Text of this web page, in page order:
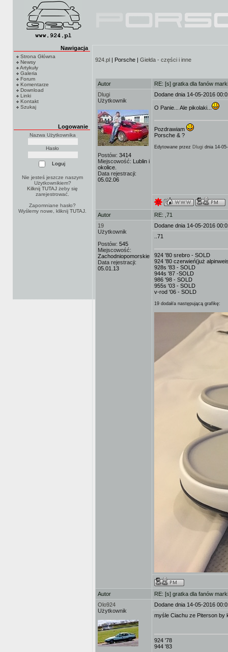
Nawigacja
Strona Główna
Newsy
Artykuły
Galeria
Forum
Komentarze
Download
Linki
Kontakt
Szukaj
Logowanie
Nazwa Użytkownika
Hasło
Nie jesteś jeszcze naszym
Użytkownikiem?
Kilknij TUTAJ żeby się
zarejestrować.
Zapomniane hasło?
Wyślemy nowe, kliknijTUTAJ
924.pl | Porsche | Giełda - części i inne
Autor
RE: [s] gratka dla fanów marki
Dlugi
Użytkownik
Postów: 3414
Miejscowość: Lublin i
okolice.
Data rejestracji:
05.02.06
Dodane dnia 14-05-2016
O Panie... Ale pikolaki...
Pozdrawiam
Porsche & ?
Edytowane przez Dlugi dnia 14-
Autor
RE: ,71
19
Użytkownik
Postów: 545
Miejscowość:
Zachodniopomorskie
Data rejestracji:
05.01.13
Dodane dnia 14-05-2016
..71
924 '80 srebro - SOLD
924 '80 czerwień(już
928s '83 - SOLD
944s '87 -SOLD
986 '98 - SOLD
955s '03 - SOLD
v-rod '06 - SOLD
19 dodał/a następującą grafikę:
Autor
RE: [s] gratka dla fanów marki
Olo924
Użytkownik
Dodane dnia 14-05-2016
myśle Ciachu ze Piterson by
924 '78
944 '83